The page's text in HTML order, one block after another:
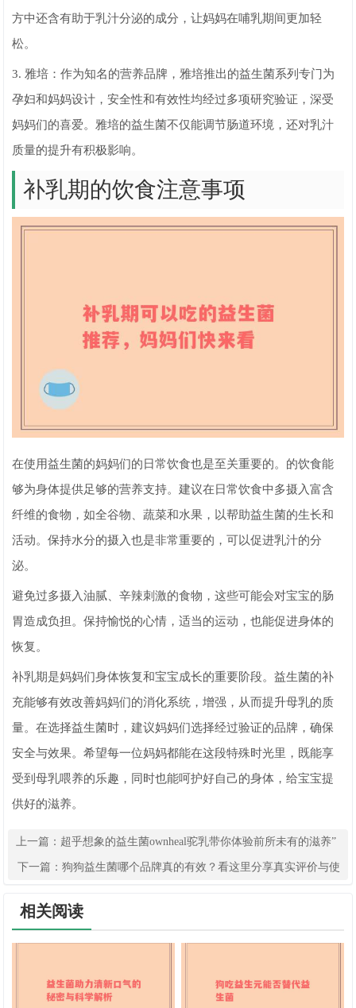
方中还含有助于乳汁分泌的成分，让妈妈在哺乳期间更加轻
松。
3. 雅培：作为知名的营养品牌，雅培推出的益生菌系列专门为
孕妇和妈妈设计，安全性和有效性均经过多项研究验证，深受
妈妈们的喜爱。雅培的益生菌不仅能调节肠道环境，还对乳汁
质量的提升有积极影响。
补乳期的饮食注意事项
在使用益生菌的妈妈们的日常饮食也是至关重要的。的饮食能
够为身体提供足够的营养支持。建议在日常饮食中多摄入富含
纤维的食物，如全谷物、蔬菜和水果，以帮助益生菌的生长和
活动。保持水分的摄入也是非常重要的，可以促进乳汁的分
泌。
避免过多摄入油腻、辛辣刺激的食物，这些可能会对宝宝的肠
胃造成负担。保持愉悦的心情，适当的运动，也能促进身体的
恢复。
补乳期是妈妈们身体恢复和宝宝成长的重要阶段。益生菌的补
充能够有效改善妈妈们的消化系统，增强，从而提升母乳的质
量。在选择益生菌时，建议妈妈们选择经过验证的品牌，确保
安全与效果。希望每一位妈妈都能在这段特殊时光里，既能享
受到母乳喂养的乐趣，同时也能呵护好自己的身体，给宝宝提
供好的滋养。
上一篇： 超乎想象的益生菌ownheal驼乳带你体验前所未有的滋养”
下一篇： 狗狗益生菌哪个品牌真的有效？看这里分享真实评价与使
相关阅读